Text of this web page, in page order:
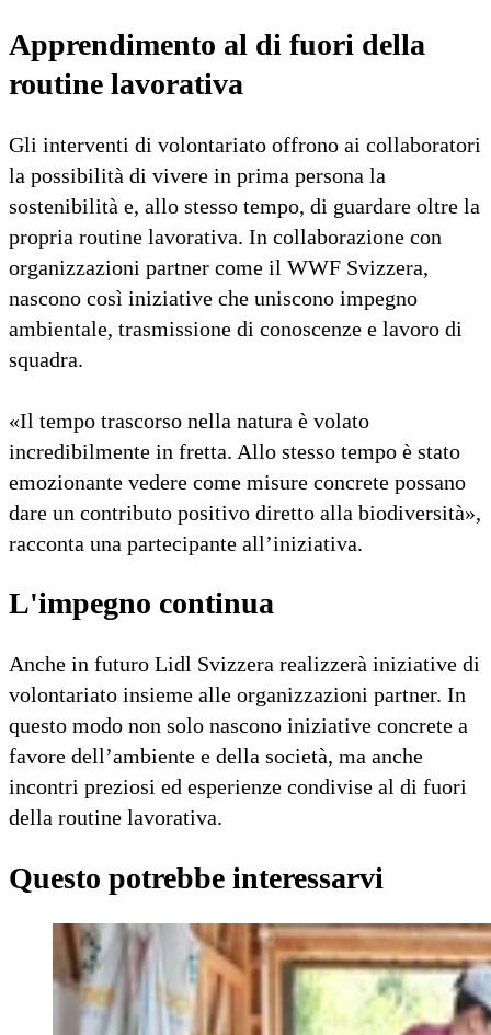
Apprendimento al di fuori della
routine lavorativa
Gli interventi di volontariato offrono ai collaboratori
la possibilità di vivere in prima persona la
sostenibilità e, allo stesso tempo, di guardare oltre la
propria routine lavorativa. In collaborazione con
organizzazioni partner come il WWF Svizzera,
nascono così iniziative che uniscono impegno
ambientale, trasmissione di conoscenze e lavoro di
squadra.
«Il tempo trascorso nella natura è volato
incredibilmente in fretta. Allo stesso tempo è stato
emozionante vedere come misure concrete possano
dare un contributo positivo diretto alla biodiversità»,
racconta una partecipante all’iniziativa.
L'impegno continua
Anche in futuro Lidl Svizzera realizzerà iniziative di
volontariato insieme alle organizzazioni partner. In
questo modo non solo nascono iniziative concrete a
favore dell’ambiente e della società, ma anche
incontri preziosi ed esperienze condivise al di fuori
della routine lavorativa.
Questo potrebbe interessarvi